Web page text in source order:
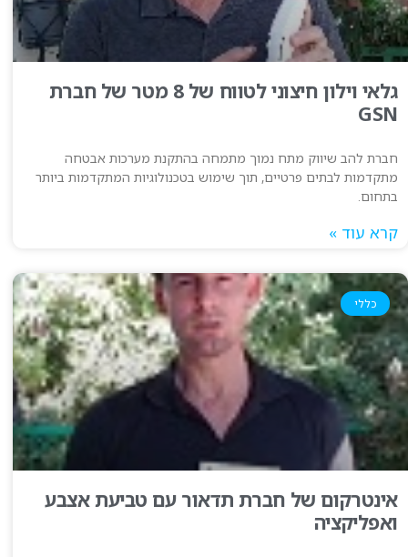
גלאי וילון חיצוני לטווח של 8 מטר של חברת
GSN
חברת להב שיווק מתח נמוך מתמחה בהתקנת מערכות אבטחה
מתקדמות לבתים פרטיים, תוך שימוש בטכנולוגיות המתקדמות ביותר
בתחום.
קרא עוד »
כללי
אינטרקום של חברת תדאור עם טביעת אצבע
ואפליקציה